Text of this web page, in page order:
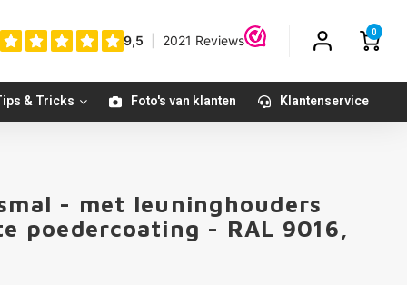
0
& Tricks Foto's van klanten Klantenservice
Populair
- met leuninghouders
poedercoating - RAL 9016,